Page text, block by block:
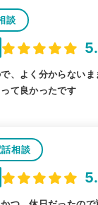
談
、よく分からない
て良かったです
話相談